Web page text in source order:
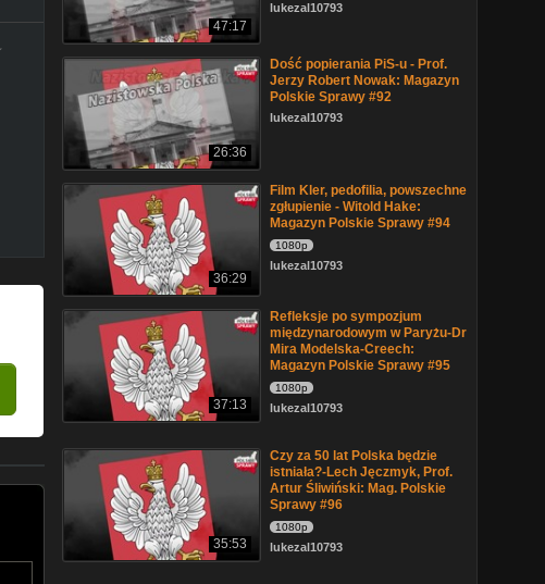
47:17
lukezal10793
26:36
Dość popierania PiS-u - Prof.
Jerzy Robert Nowak: Magazyn
Polskie Sprawy #92
lukezal10793
36:29
Film Kler, pedofilia, powszechne
zgłupienie - Witold Hake:
Magazyn Polskie Sprawy #94
1080p
lukezal10793
37:13
Refleksje po sympozjum
międzynarodowym w Paryżu-Dr
Mira Modelska-Creech:
Magazyn Polskie Sprawy #95
1080p
lukezal10793
35:53
Czy za 50 lat Polska będzie
istniała?-Lech Jęczmyk, Prof.
Artur Śliwiński: Mag. Polskie
Sprawy #96
1080p
lukezal10793